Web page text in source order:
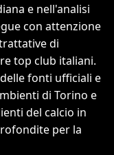
e nell'analisi
con attenzione
di
top club italiani.
fonti ufficiali e
di Torino e
del calcio in
per la